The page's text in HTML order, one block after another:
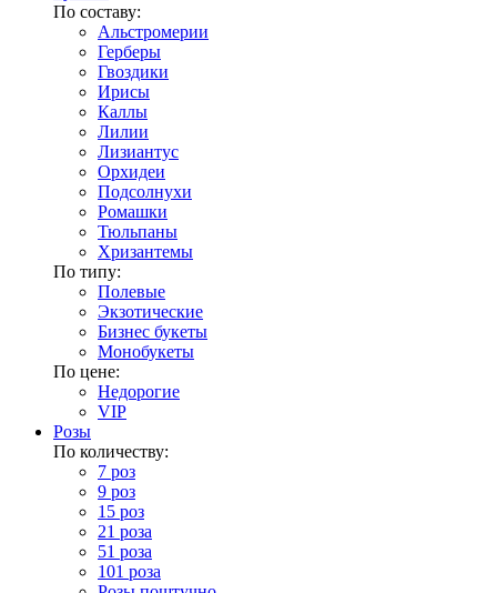
По составу:
Альстромерии
Герберы
Гвоздики
Ирисы
Каллы
Лилии
Лизиантус
Орхидеи
Подсолнухи
Ромашки
Тюльпаны
Хризантемы
По типу:
Полевые
Экзотические
Бизнес букеты
Монобукеты
По цене:
Недорогие
VIP
Розы
По количеству:
7 роз
9 роз
15 роз
21 роза
51 роза
101 роза